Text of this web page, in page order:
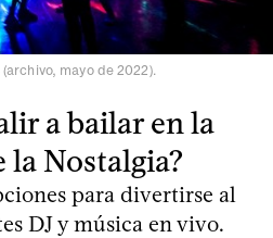
mayo de 2022).
a bailar en la
la Nostalgia?
para divertirse al
DJ y música en vivo.